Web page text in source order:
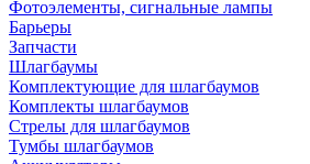
Фотоэлементы, сигнальные лампы
Барьеры
Запчасти
Шлагбаумы
Комплектующие для шлагбаумов
Комплекты шлагбаумов
Стрелы для шлагбаумов
Тумбы шлагбаумов